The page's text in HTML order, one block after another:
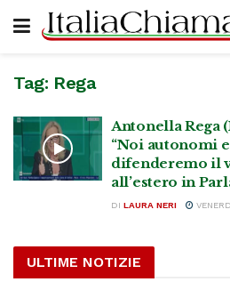
Tag: Rega
Antonella Rega
“Noi autonomi
difenderemo il
all’estero in
DI LAURA NERI
ULTIME NOTIZIE